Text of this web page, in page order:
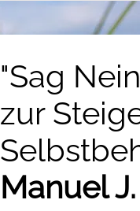
"Sag
zur
Manuel